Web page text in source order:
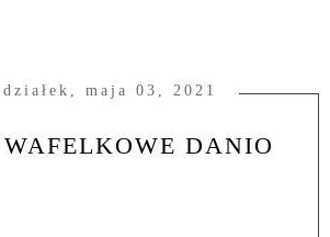
maja 03, 2021
DANIO